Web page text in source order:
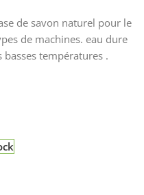
de savon naturel pour le
de machines. eau dure
basses températures .